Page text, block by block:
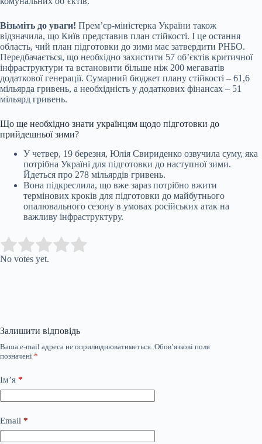
Візьміть до уваги! Прем’єр-міністерка України також
відзначила, що Київ представив план стійкості. І це остання
область, чий план підготовки до зими має затвердити РНБО.
Передбачається, що необхідно захистити 57 об’єктів критичної
інфраструктури та встановити більше ніж 200 мегаватів
додаткової генерації. Сумарний бюджет плану стійкості – 61,6
мільярда гривень, а необхідність у додаткових фінансах – 51
мільярд гривень.
Що ще необхідно знати українцям щодо підготовки до
прийдешньої зими?
У четвер, 19 березня, Юлія Свириденко озвучила суму, яка
потрібна Україні для підготовки до наступної зими.
Йдеться про 278 мільярдів гривень.
Вона підкреслила, що вже зараз потрібно вжити
термінових кроків для підготовки до майбутнього
опалювального сезону в умовах російських атак на
важливу інфраструктуру.
Rate this item:
No votes yet.
Залишити відповідь
Ваша e-mail адреса не оприлюднюватиметься. Обов’язкові поля
позначені *
Ім’я *
Email *